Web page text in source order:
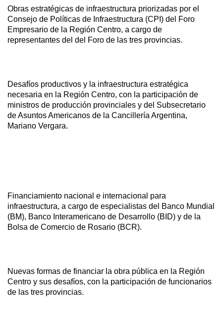
Obras estratégicas de infraestructura priorizadas por el
Consejo de Políticas de Infraestructura (CPI) del Foro
Empresario de la Región Centro, a cargo de
representantes del del Foro de las tres provincias.
Desafíos productivos y la infraestructura estratégica
necesaria en la Región Centro, con la participación de
ministros de producción provinciales y del Subsecretario
de Asuntos Americanos de la Cancillería Argentina,
Mariano Vergara.
Financiamiento nacional e internacional para
infraestructura, a cargo de especialistas del Banco Mundial
(BM), Banco Interamericano de Desarrollo (BID) y de la
Bolsa de Comercio de Rosario (BCR).
Nuevas formas de financiar la obra pública en la Región
Centro y sus desafíos, con la participación de funcionarios
de las tres provincias.